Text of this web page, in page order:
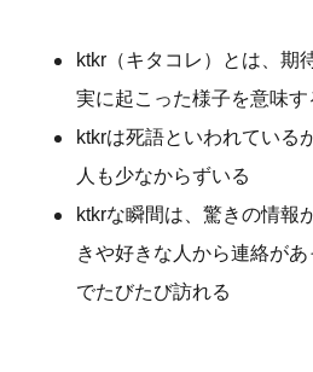
ktkr（キタコレ）とは、期
実に起こった様子を意味す
ktkrは死語といわれている
人も少なからずいる
ktkrな瞬間は、驚きの情報
きや好きな人から連絡が
でたびたび訪れる